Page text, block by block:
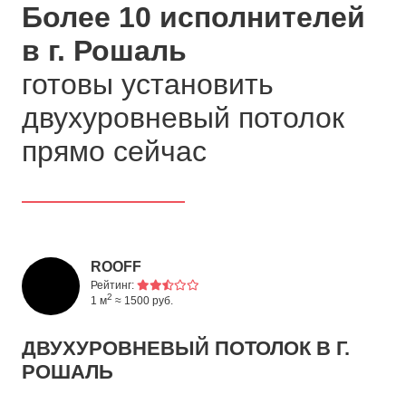
Более 10 исполнителей
в г. Рошаль
готовы установить
двухуровневый потолок
прямо сейчас
ROOFF
Рейтинг:
1 м2 ≈ 1500 руб.
ДВУХУРОВНЕВЫЙ ПОТОЛОК В Г.
РОШАЛЬ